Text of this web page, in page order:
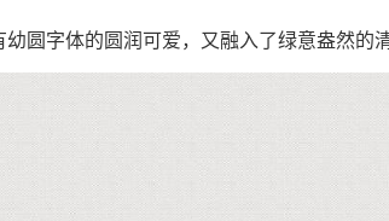
圆字体的圆润可爱，又融入了绿意盎然的